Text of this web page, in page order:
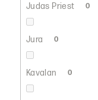
Judas Priest 0
Jura 0
Kavalan 0